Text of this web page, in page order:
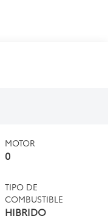
MOTOR
0
TIPO DE
COMBUSTIBLE
HIBRIDO